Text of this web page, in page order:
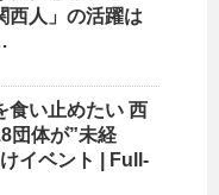
人」の活躍は
食い止めたい 西
団体が”未経
イベント | Full-